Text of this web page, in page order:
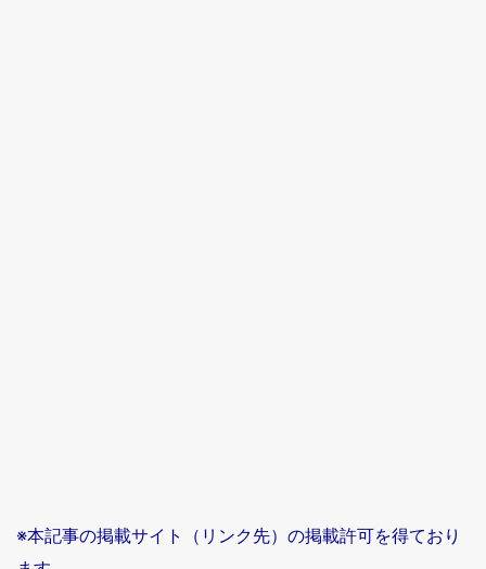
※本記事の掲載サイト（リンク先）の掲載許可を得ており